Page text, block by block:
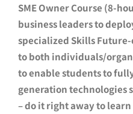
SME Owner Course (8-
business leaders to
specialized Skills
to both individuals/
to enable students to
generation technologies
– do it right away to